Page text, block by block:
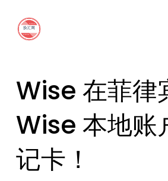
Wise 在菲律
Wise 本地账
记卡！